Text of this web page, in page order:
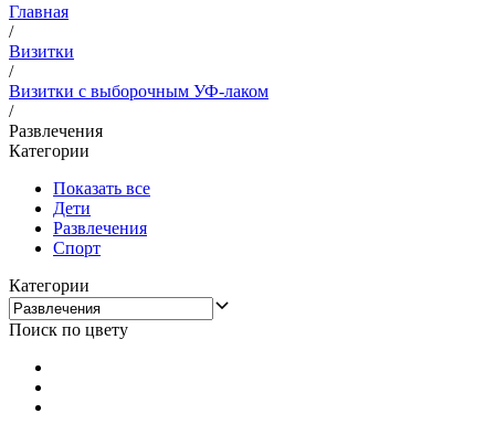
Главная
/
Визитки
/
Визитки с выборочным УФ-лаком
/
Развлечения
Категории
Показать все
Дети
Развлечения
Спорт
Категории
Поиск по цвету